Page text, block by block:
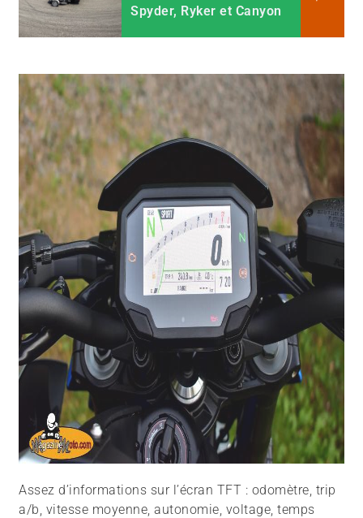
Spyder, Ryker et Canyon
Assez d’informations sur l’écran TFT : odomètre, trip
a/b, vitesse moyenne, autonomie, voltage, temps